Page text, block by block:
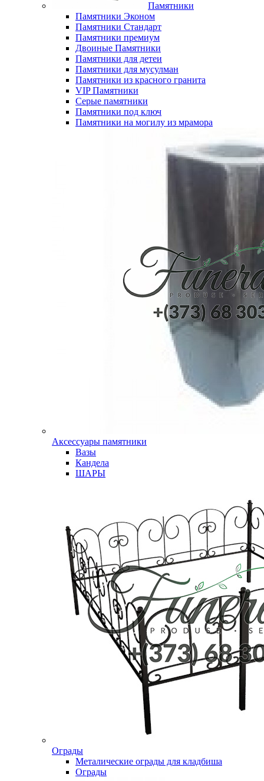
Памятники
Памятники Эконом
Памятники Стандарт
Памятники премиум
Двоиные Памятники
Памятники для детеи
Памятники для мусулман
Памятники из красного гранита
VIP Памятники
Серые памятники
Памятники под ключ
Памятники на могилу из мрамора
Аксессуары памятники
Вазы
Кандела
ШАРЫ
Ограды
Металические ограды для кладбиша
Ограды